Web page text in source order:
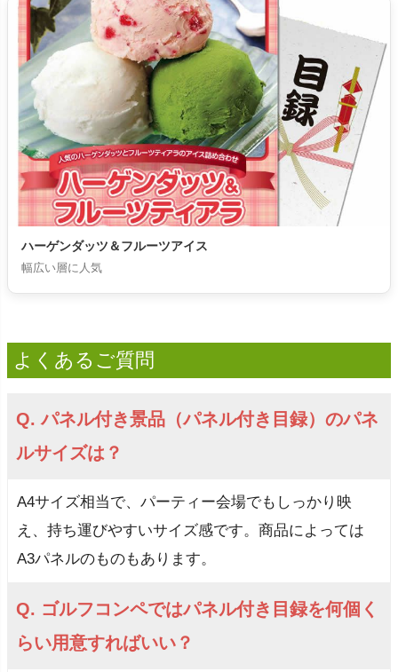
ハーゲンダッツ＆フルーツアイス
幅広い層に人気
よくあるご質問
Q. パネル付き景品（パネル付き目録）のパネ
ルサイズは？
A4サイズ相当で、パーティー会場でもしっかり映
え、持ち運びやすいサイズ感です。商品によっては
A3パネルのものもあります。
Q. ゴルフコンペではパネル付き目録を何個く
らい用意すればいい？